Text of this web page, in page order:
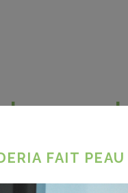
langage
de vente « langage
ses Déjeuners
FAIT